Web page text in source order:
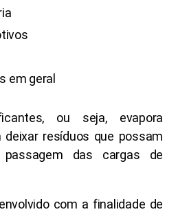
em geral
ou seja, evapora
resíduos que possam
das cargas de
com a finalidade de